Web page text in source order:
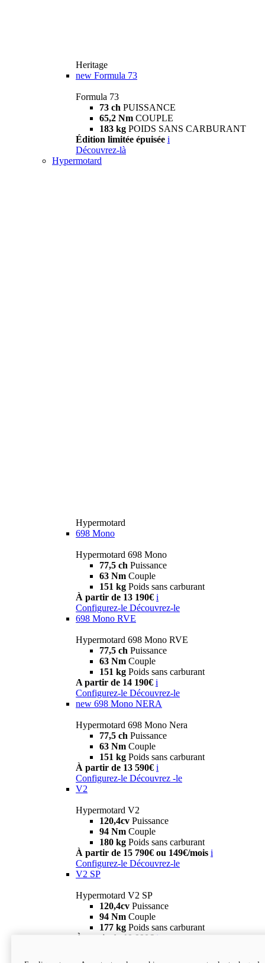
Heritage
new Formula 73
Formula 73
73 ch PUISSANCE
65,2 Nm COUPLE
183 kg POIDS SANS CARBURANT
Édition limitée épuisée i
Découvrez-là
Hypermotard
Hypermotard
698 Mono
Hypermotard 698 Mono
77,5 ch Puissance
63 Nm Couple
151 kg Poids sans carburant
À partir de 13 190€ i
Configurez-le Découvrez-le
698 Mono RVE
Hypermotard 698 Mono RVE
77,5 ch Puissance
63 Nm Couple
151 kg Poids sans carburant
A partir de 14 190€ i
Configurez-le Découvrez-le
new 698 Mono NERA
Hypermotard 698 Mono Nera
77,5 ch Puissance
63 Nm Couple
151 kg Poids sans carburant
À partir de 13 590€ i
Configurez-le Découvrez -le
V2
Hypermotard V2
120,4cv Puissance
94 Nm Couple
180 kg Poids sans carburant
À partir de 15 790€ ou 149€/mois i
Configurez-le Découvrez-le
V2 SP
Hypermotard V2 SP
120,4cv Puissance
94 Nm Couple
177 kg Poids sans carburant
À partir de 19 990€ i
new
V2 SP 100